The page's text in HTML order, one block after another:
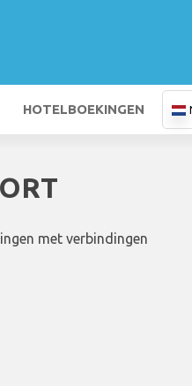
HOTELBOEKINGEN
met verbindingen